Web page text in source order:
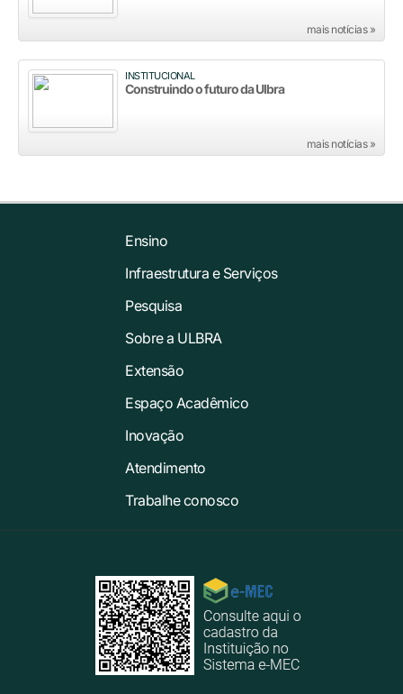
mais notícias »
INSTITUCIONAL
Construindo o futuro da Ulbra
mais notícias »
Ensino
Infraestrutura e Serviços
Pesquisa
Sobre a ULBRA
Extensão
Espaço Acadêmico
Inovação
Atendimento
Trabalhe conosco